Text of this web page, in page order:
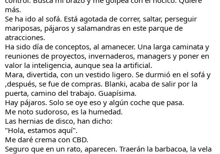
más.
Se ha ido al sofá. Está agotada de correr, saltar, perseguir
mariposas, pájaros y salamandras en este parque de
atracciones.
Ha sido día de conceptos, al amanecer. Una larga caminata y
reuniones de proyectos, invernaderos, managers y poner en
valor la inteligencia, aunque sea la artificial.
Mara, divertida, con un vestido ligero. Se durmió en el sofá y
,después, se fue de compras. Blanki, acaba de salir por la
puerta, camino del trabajo. Guapísima.
Hay pájaros. Solo se oye eso y algún coche que pasa.
Me noto sudoroso, es la humedad.
Las hernias de disco, han dicho:
"Hola, estamos aquí".
Me daré crema con CBD.
Seguro que en un rato, aparecen. Traerán la barbacoa, la vela